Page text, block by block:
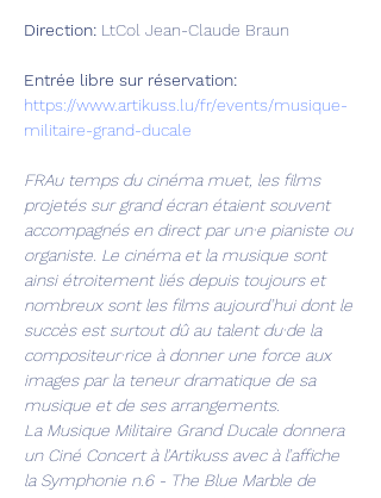
Direction: LtCol Jean-Claude Braun
Entrée libre sur réservation:
https://www.artikuss.lu/fr/events/musique-
militaire-grand-ducale
FRAu temps du cinéma muet, les films
projetés sur grand écran étaient souvent
accompagnés en direct par un·e pianiste ou
organiste. Le cinéma et la musique sont
ainsi étroitement liés depuis toujours et
nombreux sont les films aujourd’hui dont le
succès est surtout dû au talent du·de la
compositeur·rice à donner une force aux
images par la teneur dramatique de sa
musique et de ses arrangements.
La Musique Militaire Grand Ducale donnera
un Ciné Concert à l’Artikuss avec à l’affiche
la Symphonie n.6 - The Blue Marble de